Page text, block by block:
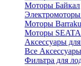
Моторы Байкал
Моторы
Моторы
Аксессуары
Все
Фильтра для